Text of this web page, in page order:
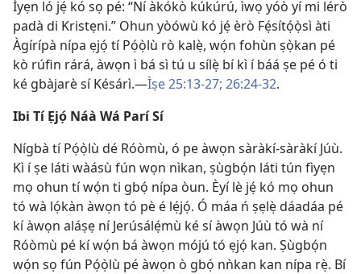
Ìyẹn ló jẹ́ kó sọ pé: “Ní àkókò kúkúrú, ìwọ yóò yí mi lérò
padà di Kristẹni.” Ohun yòówù kó jẹ́ èrò Fẹ́sítọ́ọ̀sì àti
Àgírípà nípa ẹjọ́ tí Pọ́ọ̀lù rò kalẹ̀, wọ́n fohùn ṣọ̀kan pé
kò rúfin rárá, àwọn ì bá sì tú u sílẹ̀ bí kì í báá ṣe pé ó ti
ké gbàjarè sí Késárì.—Ìṣe 25:13-27; 26:24-32.
Ibi Tí Ẹjọ́ Náà Wá Parí Sí
Nígbà tí Pọ́ọ̀lù dé Róòmù, ó pe àwọn sàràkí-sàràkí Júù.
Kì í ṣe láti wàásù fún wọn nìkan, ṣùgbọ́n láti tún fìyẹn
mọ ohun tí wọ́n ti gbọ́ nípa òun. Èyí lè jẹ́ kó mọ ohun
tó wà lọ́kàn àwọn tó pè é lẹ́jọ́. Ó máa ń ṣẹlẹ̀ dáadáa pé
kí àwọn aláṣẹ ní Jerúsálẹ́mù ké sí àwọn Júù tó wà ní
Róòmù pé kí wọ́n bá àwọn mójú tó ẹjọ́ kan. Ṣùgbọ́n
wọ́n sọ fún Pọ́ọ̀lù pé àwọn ò gbọ́ nǹkan kan nípa rẹ̀. Bí